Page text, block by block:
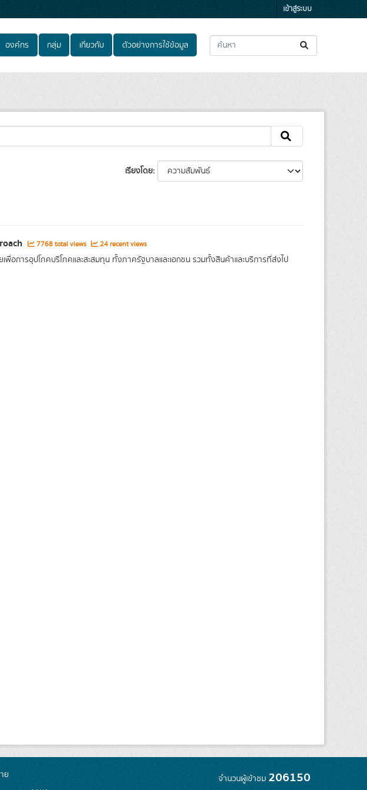
เข้าสู่ระบบ
องค์กร กลุ่ม เกี่ยวกับ ตัวอย่างการใช้ข้อมูล
เรียงโดย
7768 total views 24 recent views
อการอุปโภคบริโภคและสะสมทุน ทั้งภาครัฐบาลและเอกชน รวมทั้งสินค้าและบริการที่ส่งไป
ย
จำนวนผู้เข้าชม 206150